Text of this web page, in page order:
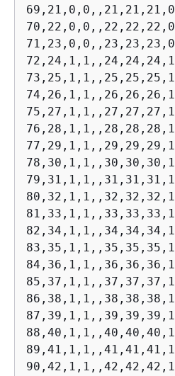
69,21,0,0,,21,21,21,0
70,22,0,0,,22,22,22,0
71,23,0,0,,23,23,23,0
72,24,1,1,,24,24,24,1
73,25,1,1,,25,25,25,1
74,26,1,1,,26,26,26,1
75,27,1,1,,27,27,27,1
76,28,1,1,,28,28,28,1
77,29,1,1,,29,29,29,1
78,30,1,1,,30,30,30,1
79,31,1,1,,31,31,31,1
80,32,1,1,,32,32,32,1
81,33,1,1,,33,33,33,1
82,34,1,1,,34,34,34,1
83,35,1,1,,35,35,35,1
84,36,1,1,,36,36,36,1
85,37,1,1,,37,37,37,1
86,38,1,1,,38,38,38,1
87,39,1,1,,39,39,39,1
88,40,1,1,,40,40,40,1
89,41,1,1,,41,41,41,1
90,42,1,1,,42,42,42,1